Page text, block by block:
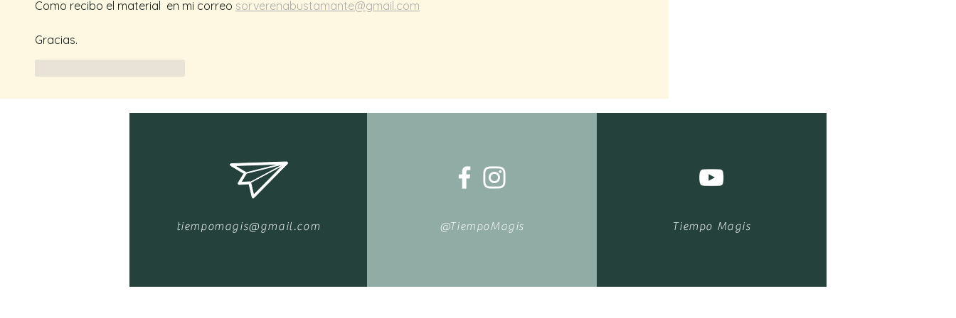
Como recibo el material  en mi correo sorverenabustamante@gmail.com
Gracias.
tiempomagis@gmail.com @TiempoMagis Tiempo Magis